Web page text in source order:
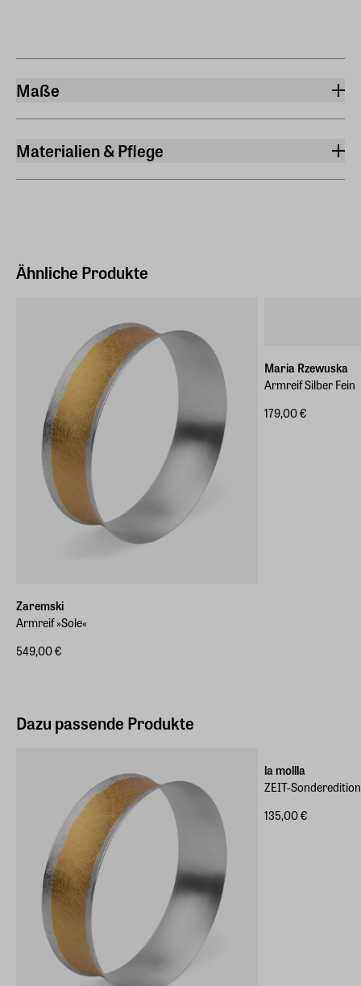
Maße
Gewicht
0,016 kg
Materialien & Pflege
Ähnliche Produkte
Zaremski
Armreif »Sole«
549,00 €
Maria Rzewuska
Armreif Silber Fein
179,00 €
Dazu passende Produkte
la mollla
ZEIT-
135,00 €